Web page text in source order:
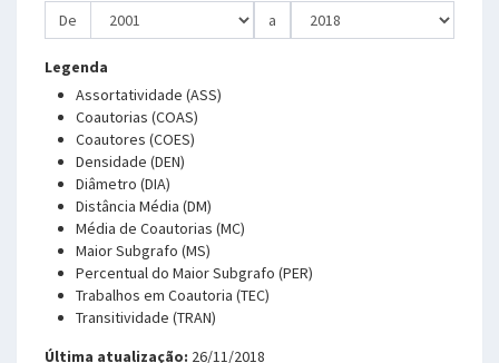
De
a
Legenda
Assortatividade (ASS)
Coautorias (COAS)
Coautores (COES)
Densidade (DEN)
Diâmetro (DIA)
Distância Média (DM)
Média de Coautorias (MC)
Maior Subgrafo (MS)
Percentual do Maior Subgrafo (PER)
Trabalhos em Coautoria (TEC)
Transitividade (TRAN)
Última atualização: 26/11/2018